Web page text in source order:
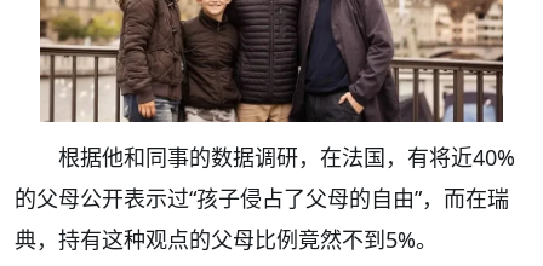
根据他和同事的数据调研，在法国，有将近40%
的父母公开表示过“孩子侵占了父母的自由”，而在瑞
典，持有这种观点的父母比例竟然不到5%。